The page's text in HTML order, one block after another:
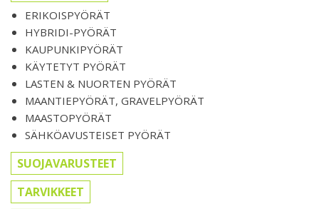
ERIKOISPYÖRÄT
HYBRIDI-PYÖRÄT
KAUPUNKIPYÖRÄT
KÄYTETYT PYÖRÄT
LASTEN & NUORTEN PYÖRÄT
MAANTIEPYÖRÄT, GRAVELPYÖRÄT
MAASTOPYÖRÄT
SÄHKÖAVUSTEISET PYÖRÄT
SUOJAVARUSTEET
TARVIKKEET